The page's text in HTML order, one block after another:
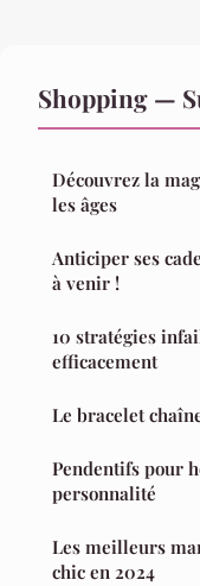
Shopping —
Découvrez la
les âges
Anticiper ses
à venir !
10 stratégies
efficacement
Le bracelet
Pendentifs pour
personnalité
Les meilleurs
chic en 2024